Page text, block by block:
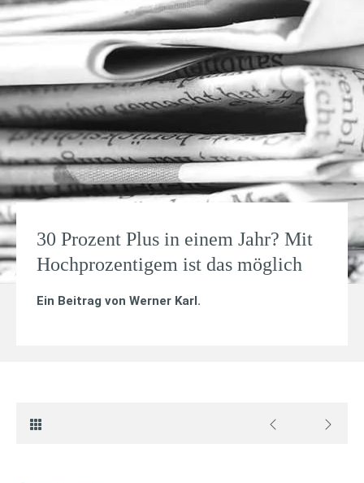
30 Prozent Plus in einem Jahr? Mit
Hochprozentigem ist das möglich
Ein Beitrag von Werner Karl.